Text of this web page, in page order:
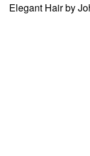
Elegant Hair by